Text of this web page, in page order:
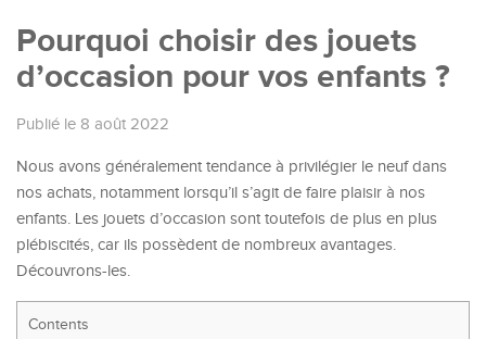
Pourquoi choisir des jouets
d’occasion pour vos enfants ?
Publié le 8 août 2022
Nous avons généralement tendance à privilégier le neuf dans
nos achats, notamment lorsqu’il s’agit de faire plaisir à nos
enfants. Les jouets d’occasion sont toutefois de plus en plus
plébiscités, car ils possèdent de nombreux avantages.
Découvrons-les.
Contents